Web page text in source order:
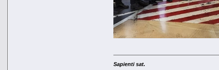
Sapienti sat.